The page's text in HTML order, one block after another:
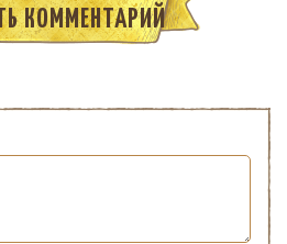
КОММЕНТАРИЙ